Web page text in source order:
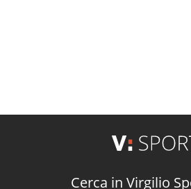
Cerca in Virgilio